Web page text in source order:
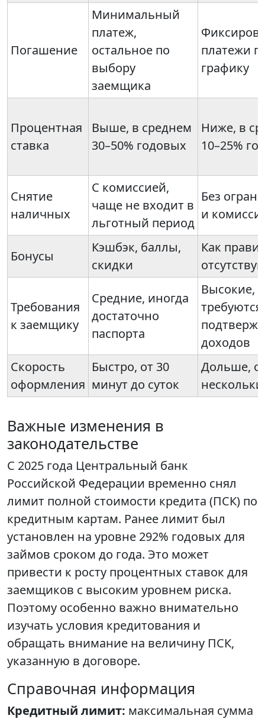
Погашение
Минимальный
платеж,
остальное по
выбору
заемщика
платежи
графику
Процентная
ставка
Выше, в среднем
30–50% годовых
Ниже, в
10–25%
Снятие
наличных
С комиссией,
чаще не входит в
льготный период
Без
и
Бонусы
Кэшбэк, баллы,
скидки
Как
Требования
к заемщику
Средние, иногда
достаточно
паспорта
Высокие,
требуются
доходов
Скорость
оформления
Быстро, от 30
минут до суток
Дольше,
Важные изменения в
законодательстве
С 2025 года Центральный банк
Российской Федерации временно снял
лимит полной стоимости кредита (ПСК) по
кредитным картам. Ранее лимит был
установлен на уровне 292% годовых для
займов сроком до года. Это может
привести к росту процентных ставок для
заемщиков с высоким уровнем риска.
Поэтому особенно важно внимательно
изучать условия кредитования и
обращать внимание на величину ПСК,
указанную в договоре.
Справочная информация
Кредитный лимит: максимальная сумма